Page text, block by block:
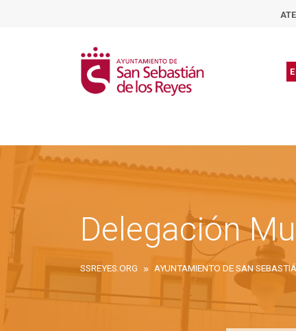
Delegación
SSREYES.ORG